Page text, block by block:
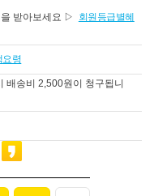
받아보세요 ▷
회원등급별혜
요령
배송비 2,500원이 청구됩니